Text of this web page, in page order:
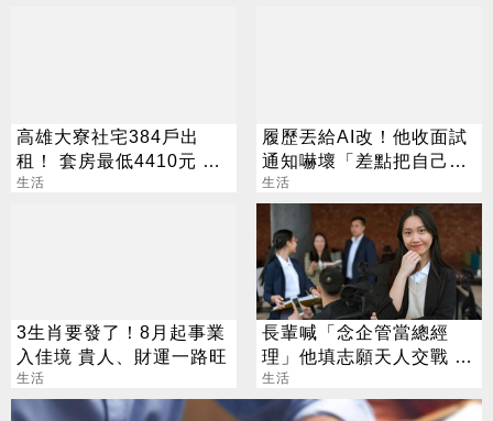
高雄大寮社宅384戶出
租！ 套房最低4410元 這
日起開放申請
生活
履歷丟給AI改！他收面試
通知嚇壞「差點把自己送
走」
生活
3生肖要發了！8月起事業
入佳境 貴人、財運一路旺
生活
長輩喊「念企管當總經
理」他填志願天人交戰 過
來人曝殘酷真相
生活